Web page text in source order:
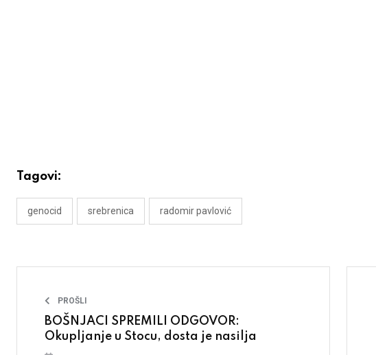
Tagovi:
genocid srebrenica radomir pavlović
PROŠLI
BOŠNJACI SPREMILI ODGOVOR:
Okupljanje u Stocu, dosta je nasilja